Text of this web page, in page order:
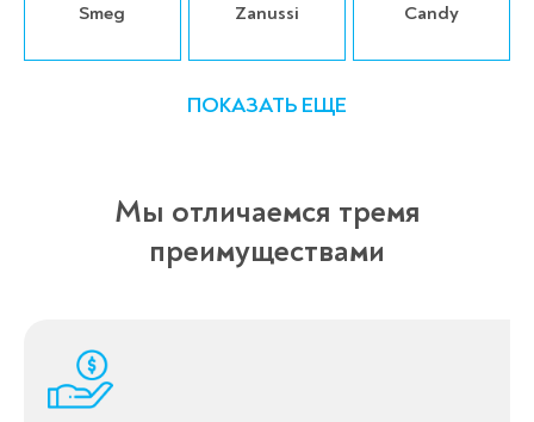
Smeg Zanussi Candy
ПОКАЗАТЬ ЕЩЕ
Мы отличаемся тремя
преимуществами